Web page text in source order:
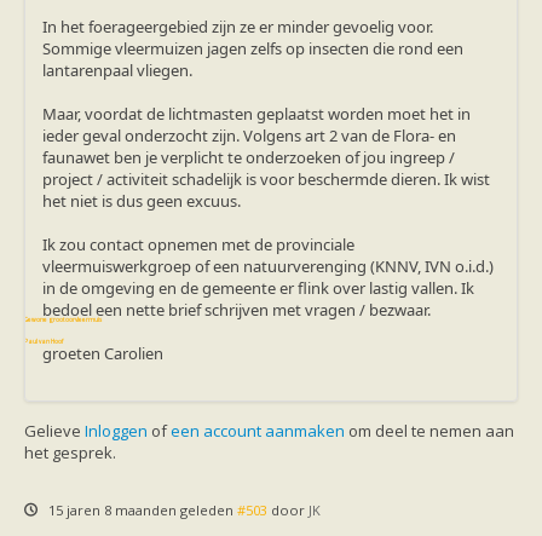
Aankondiging activiteiten
Ik ben op zoek naar een detector
Ecologie en soorten
Voedsel en jagen
Verblijfplaatsen
Echolocatie
Soorten
Baardvleermuis
Bosvleermuis
Brandt's vleermuis
Bruine of gewone grootoorvleermuis
Franjestaart
Grijze grootoorvleermuis
Kleine en grote hoefijzerneus
Laatvlieger
Noordse vleermuis
Gewone grootoorvleermuis
Paul van Hoof
In het foerageergebied zijn ze er minder gevoelig voor.
Sommige vleermuizen jagen zelfs op insecten die rond een
lantarenpaal vliegen.
Maar, voordat de lichtmasten geplaatst worden moet het in
ieder geval onderzocht zijn. Volgens art 2 van de Flora- en
faunawet ben je verplicht te onderzoeken of jou ingreep /
project / activiteit schadelijk is voor beschermde dieren. Ik wist
het niet is dus geen excuus.
Ik zou contact opnemen met de provinciale
vleermuiswerkgroep of een natuurverenging (KNNV, IVN o.i.d.)
in de omgeving en de gemeente er flink over lastig vallen. Ik
bedoel een nette brief schrijven met vragen / bezwaar.
groeten Carolien
Gelieve Inloggen ofeen account aanmaken om deel te nemen aan
het gesprek.
15 jaren 8 maanden geleden #503 door JK